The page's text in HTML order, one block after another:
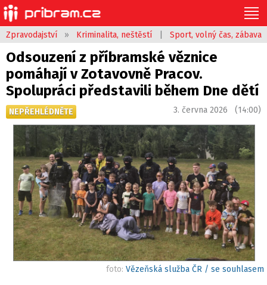
Zpravodajství » Kriminalita, neštěstí Sport, volný čas, zábava
Odsouzení z příbramské věznice
pomáhají v Zotavovně Pracov.
Spolupráci představili během Dne dětí
NEPŘEHLÉDNĚTE 3. června 2026 (14:00)
foto: Vězeňská služba ČR / se souhlasem